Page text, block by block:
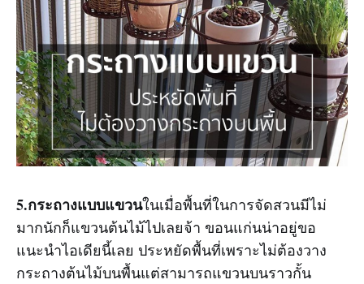
5.กระถางแบบแขวนในเมื่อพื้นที่ในการจัดสวนมีไม่
มากนักก็แขวนต้นไม้ไปเลยจ้า ขอนแก่นน่าอยู่ขอ
แนะนำไอเดียนี้เลย ประหยัดพื้นที่เพราะไม่ต้องวาง
กระถางต้นไม้บนพื้นแต่สามารถแขวนบนราวกั้น